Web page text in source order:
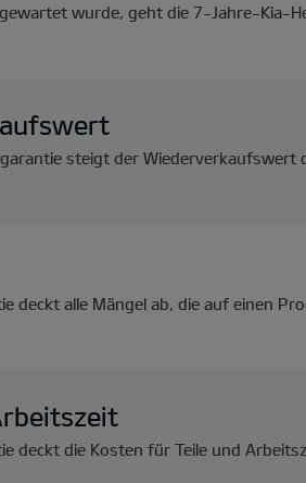
wurde, geht die 7-Jahre-Kia-
steigt der Wiederverkaufswert
deckt alle Mängel ab, die auf einen
deckt die Kosten für Teile und